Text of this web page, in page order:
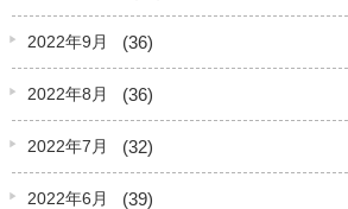
2022年9月 (36)
2022年8月 (36)
2022年7月 (32)
2022年6月 (39)